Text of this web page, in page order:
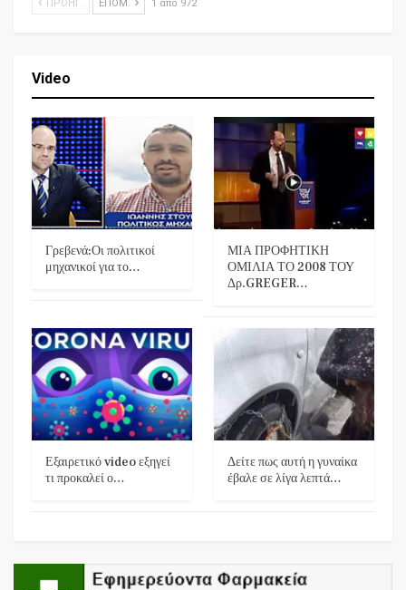
ΠΡΟΗΓ. ΕΠΌΜ. 1 από 972
Video
Γρεβενά:Οι πολιτικοί
μηχανικοί για το…
ΜΙΑ ΠΡΟΦΗΤΙΚΗ
ΟΜΙΛΙΑ ΤΟ 2008 ΤΟΥ
Δρ.GREGER…
Εξαιρετικό video εξηγεί
τι προκαλεί ο…
Δείτε πως αυτή η γυναίκα
έβαλε σε λίγα λεπτά…